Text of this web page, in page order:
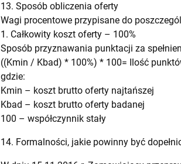
13. Sposób obliczenia oferty
Wagi procentowe przypisane do
1. Całkowity koszt oferty – 100%
Sposób przyznawania punktacji za
((Kmin / Kbad) * 100%) * 100= Ilość
gdzie:
Kmin – koszt brutto oferty najtańszej
Kbad – koszt brutto oferty badanej
100 – współczynnik stały
14. Formalności, jakie powinny być